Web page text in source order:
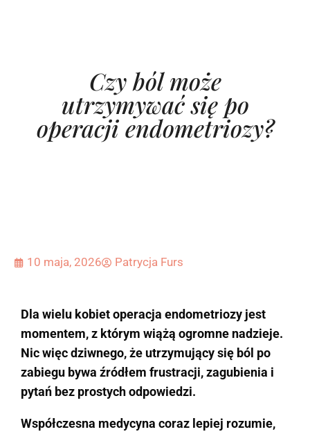
Czy ból może
utrzymywać się po
operacji endometriozy?
10 maja, 2026 Patrycja Furs
Dla wielu kobiet operacja endometriozy jest
momentem, z którym wiążą ogromne nadzieje.
Nic więc dziwnego, że utrzymujący się ból po
zabiegu bywa źródłem frustracji, zagubienia i
pytań bez prostych odpowiedzi.
Współczesna medycyna coraz lepiej rozumie,